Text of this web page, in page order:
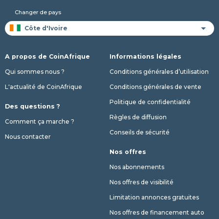
Changer de pays
A propos de CoinAfrique
Qui sommes nous ?
L'actualité de CoinAfrique
Des questions ?
Comment ça marche ?
Nous contacter
Informations légales
Conditions générales d’utilisation
Conditions générales de vente
Politique de confidentialité
Règles de diffusion
Conseils de sécurité
Nos offres
Nos abonnements
Nos offres de visibilité
Limitation annonces gratuites
Nos offres de financement auto